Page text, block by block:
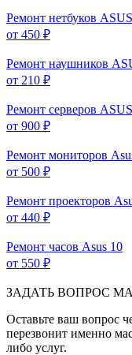
Ремонт нетбуков ASUS
от 450 ₽
Ремонт наушников
от 210 ₽
Ремонт серверов ASUS
от 900 ₽
Ремонт мониторов
от 500 ₽
Ремонт проекторов
от 440 ₽
Ремонт часов Asus 10
от 550 ₽
ЗАДАТЬ ВОПРОС
Оставьте ваш вопрос
перезвонит именно
либо услуг.